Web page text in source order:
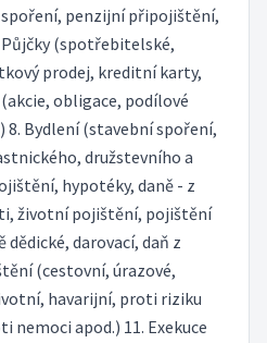
penzijní připojištění,
(spotřebitelské,
prodej, kreditní karty,
obligace, podílové
8. Bydlení (stavební spoření,
družstevního a
hypotéky, daně - z
životní pojištění, pojištění
dědické, darovací, daň z
(cestovní, úrazové,
havarijní, proti riziku
nemoci apod.) 11. Exekuce